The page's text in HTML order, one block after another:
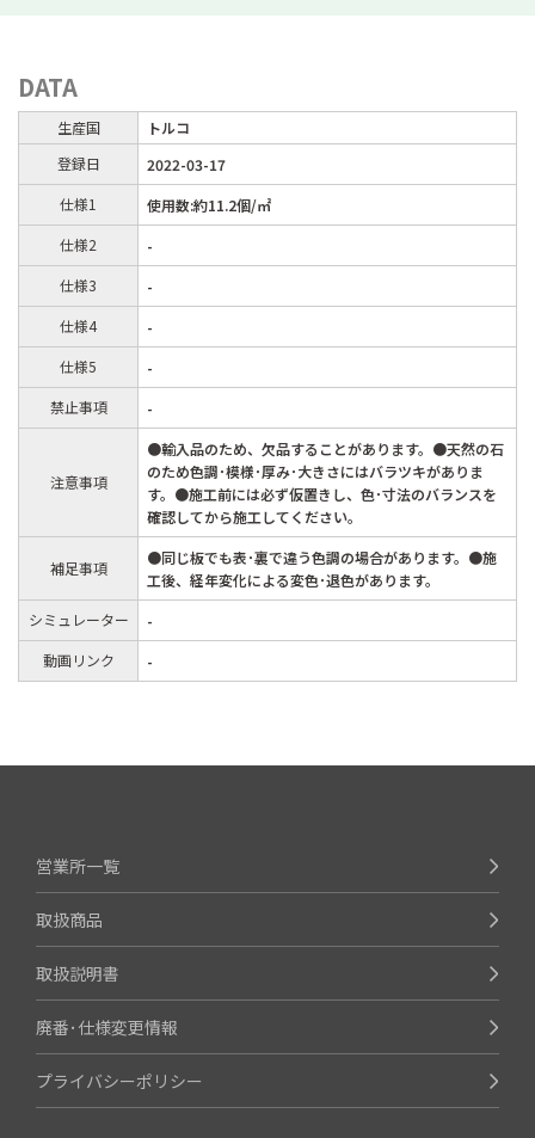
DATA
生産国
トルコ
登録日
2022-03-17
仕様1
使用数:約11.2個/㎡
仕様2
-
仕様3
-
仕様4
-
仕様5
-
禁止事項
-
注意事項
●輸入品のため、欠品することがあります。●天然の石
のため色調･模様･厚み･大きさにはバラツキがありま
す。●施工前には必ず仮置きし、色･寸法のバランスを
確認してから施工してください。
補足事項
●同じ板でも表･裏で違う色調の場合があります。●施
工後、経年変化による変色･退色があります。
シミュレーター
-
動画リンク
-
営業所一覧
取扱商品
取扱説明書
廃番･仕様変更情報
プライバシーポリシー